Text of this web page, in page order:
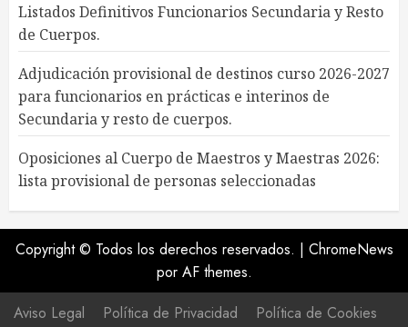
Listados Definitivos Funcionarios Secundaria y Resto
de Cuerpos.
Adjudicación provisional de destinos curso 2026-2027
para funcionarios en prácticas e interinos de
Secundaria y resto de cuerpos.
Oposiciones al Cuerpo de Maestros y Maestras 2026:
lista provisional de personas seleccionadas
Copyright © Todos los derechos reservados. | ChromeNews
por AF themes.
Aviso Legal
Política de Privacidad Política de Cookies